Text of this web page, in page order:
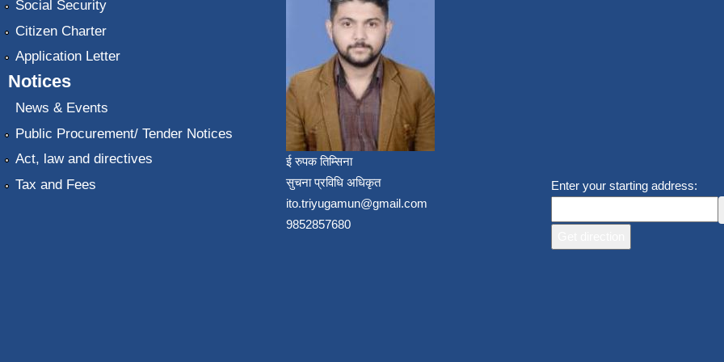
Social Security
Citizen Charter
Application Letter
Notices
News & Events
Public Procurement/ Tender Notices
Act, law and directives
Tax and Fees
ई रुपक तिम्सिना
सुचना प्रविधि अधिकृत
ito.triyugamun@gmail.com
9852857680
Enter your starting address: